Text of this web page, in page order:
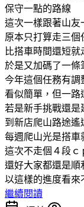
保守一點的路線
這次一樣跟著山友
原本只打算走三個
比搭車時間還短就
於是又加碼了一條
今年這個任務有調
看似簡單，但一路
若是新手挑戰還是
到新店爬山路途遙
每週爬山光是搭車
這次不走個４段ｃ
還好大家都還是順
以這樣的進度看來
繼續閱讀